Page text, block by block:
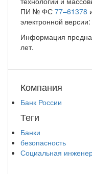
ПИ № ФС 77–61378
электронной версии:
Информация
лет.
Компания
Банк России
Теги
Банки
безопасность
Социальная